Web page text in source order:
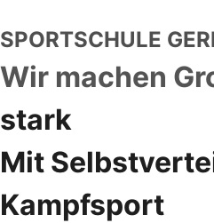
SPORTSCHULE
Wir machen
stark
Mit
Kampfsport